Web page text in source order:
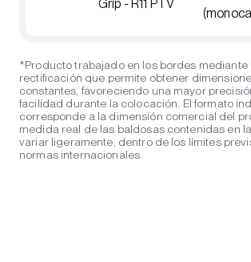
Grip - R11 PTV
*Producto trabajado en los bordes
rectificación que permite obtener
constantes, favoreciendo una mayor
facilidad durante la colocación. El formato
corresponde a la dimensión comercial del
medida real de las baldosas contenidas en
variar ligeramente, dentro de los límites
normas internacionales.